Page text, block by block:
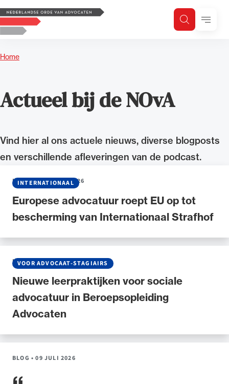
Logo, to the homepage
ZoekenMenu
Home
Actueel bij de NOvA
Vind hier al ons actuele nieuws, diverse blogposts
en verschillende afleveringen van de podcast.
Europese advocatuur roept EU op tot
bescherming van Internationaal Strafhof
INTERNATIONAAL
NIEUWS•22 JULI 2026
Nieuwe leerpraktijken voor sociale
advocatuur in Beroepsopleiding
Advocaten
VOOR ADVOCAAT-STAGIAIRS
NIEUWS•20 JULI 2026
BLOG • 09 JULI 2026
Zoek op trefwoord
Uitgelicht